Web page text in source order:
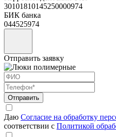
30101810145250000974
БИК банка
044525974
Отправить заявку
Отправить
Даю Согласие на обработку
соответствии с Политикой